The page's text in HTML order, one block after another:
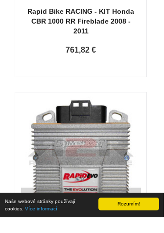
Rozumím!
Naše webové stránky používají
cookies. Více informací
Rapid Bike RACING - KIT Honda
CBR 1000 RR Fireblade 2008 -
2011
761,82 €